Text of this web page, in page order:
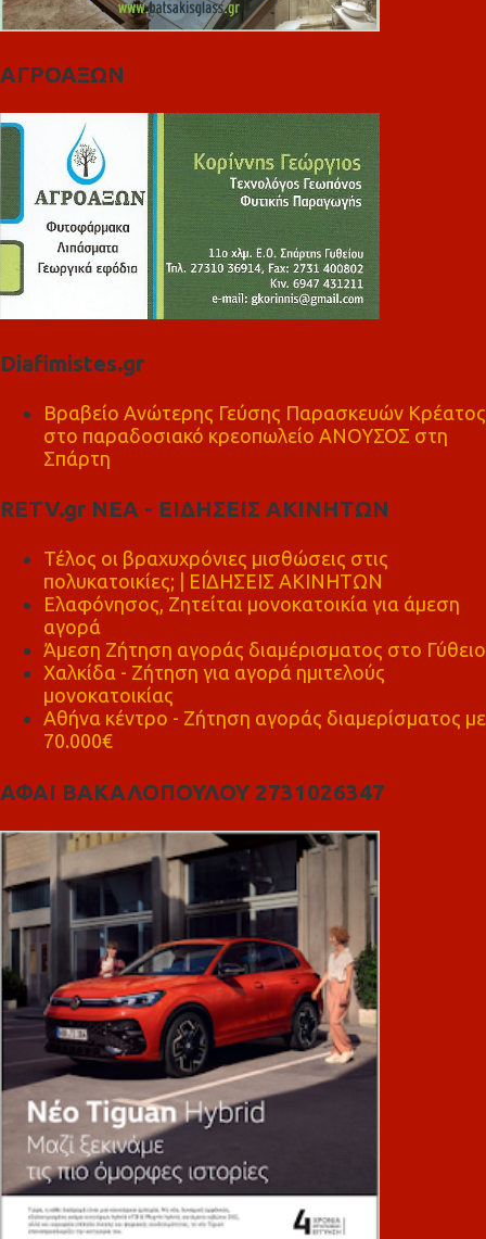
ΑΓΡΟΑΞΩΝ
Diafimistes.gr
Βραβείο Ανώτερης Γεύσης Παρασκευών Κρέατος
στο παραδοσιακό κρεοπωλείο ΑΝΟΥΣΟΣ στη
Σπάρτη
RETV.gr ΝΕΑ - ΕΙΔΗΣΕΙΣ ΑΚΙΝΗΤΩΝ
Τέλος οι βραχυχρόνιες μισθώσεις στις
πολυκατοικίες; | ΕΙΔΗΣΕΙΣ ΑΚΙΝΗΤΩΝ
Ελαφόνησος, Ζητείται μονοκατοικία για άμεση
αγορά
Άμεση Ζήτηση αγοράς διαμέρισματος στο Γύθειο
Χαλκίδα - Ζήτηση για αγορά ημιτελούς
μονοκατοικίας
Αθήνα κέντρο - Ζήτηση αγοράς διαμερίσματος με
70.000€
ΑΦΑΙ ΒΑΚΑΛΟΠΟΥΛΟΥ 2731026347